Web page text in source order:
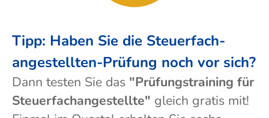
Tipp: Haben Sie die Steuer­fach­
ange­stellten-Prüfung noch vor sich?
Dann testen Sie das "Prüfungs­training für
Steuer­fach­angestellte" gleich gratis mit!